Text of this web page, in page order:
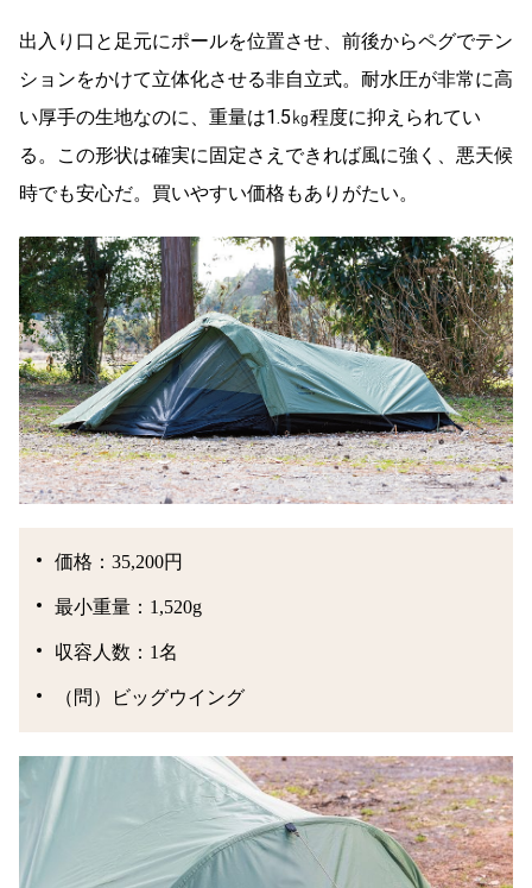
出入り口と足元にポールを位置させ、前後からペグでテン
ションをかけて立体化させる非自立式。耐水圧が非常に高
い厚手の生地なのに、重量は1.5㎏程度に抑えられてい
る。この形状は確実に固定さえできれば風に強く、悪天候
時でも安心だ。買いやすい価格もありがたい。
価格：35,200円
最小重量：1,520g
収容人数：1名
（問）ビッグウイング